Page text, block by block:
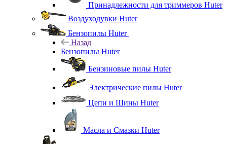
Принадлежности для триммеров Huter
Воздуходувки Huter
Бензопилы Huter
Назад
Бензопилы Huter
Бензиновые пилы Huter
Электрические пилы Huter
Цепи и Шины Huter
Масла и Смазки Huter